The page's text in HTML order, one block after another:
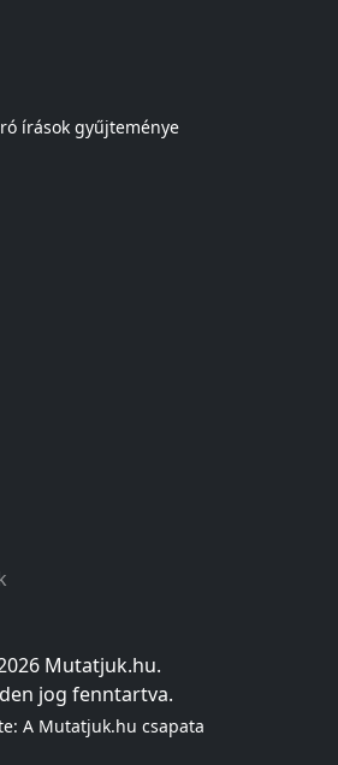
írások gyűjteménye
Mutatjuk.hu.
jog fenntartva.
A Mutatjuk.hu csapata